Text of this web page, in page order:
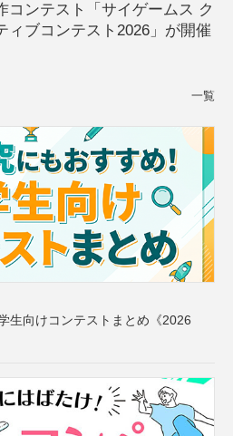
コンテスト「サイゲームス ク
ィブコンテスト2026」が開催
一覧
生向けコンテストまとめ《2026